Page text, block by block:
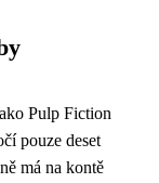
Pulp Fiction
pouze deset
má na kontě